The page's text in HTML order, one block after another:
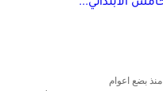
منذ بضع اعوام